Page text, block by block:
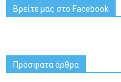
Βρείτε μας στο Facebook
Πρόσφατα άρθρα